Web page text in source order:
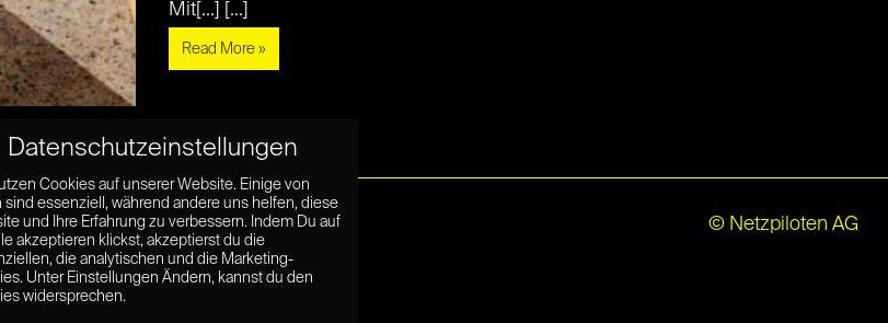
Mit[...] [...]
Read More »
© Netzpiloten AG
Datenschutzeinstellungen
Cookies auf unserer Website. Einige von
sind essenziell, während andere uns helfen, diese
und Ihre Erfahrung zu verbessern. Indem Du auf
akzeptieren klickst, akzeptierst du die
die analytischen und die Marketing-
Unter Einstellungen Ändern, kannst du den
widersprechen.